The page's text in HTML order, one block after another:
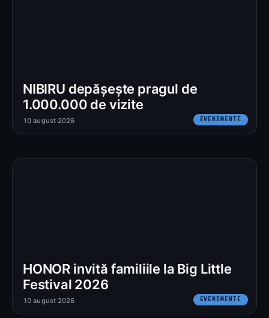
NIBIRU depășește pragul de
1.000.000 de vizite
EVENIMENTE
10 august 2026
HONOR invită familiile la Big Little
Festival 2026
EVENIMENTE
10 august 2026